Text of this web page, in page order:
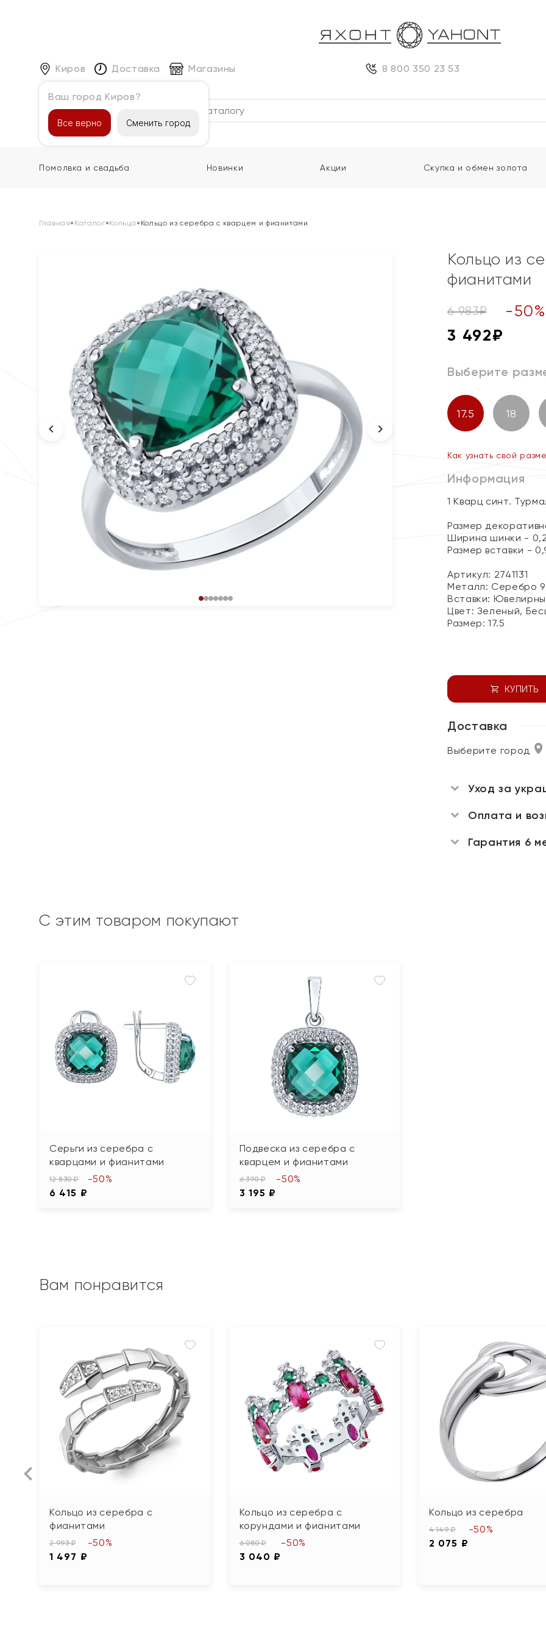
Киров
Ваш город Киров?
Все верно Сменить город
Доставка Магазины 8 800 350 23 53
Каталог
Помолвка и свадьба Новинки Акции Скупка и обмен золота
Главная» Каталог»Кольца » Кольцо из серебра с кварцем и фианитами
Кольцо из
фианитами
6 983₽ -50%
3 492₽
Выберите
17.5 18
Как узнать свой
Информация
1 Кварц синт.
Размер
Ширина шинки -
Размер вставки -
Артикул: 2741131
Металл: Серебро
Вставки:
Цвет: Зеленый,
Размер:17.5
КУПИТЬ
Доставка
Выберите город
Уход за
Оплата и
Гарантия 6
С этим товаром покупают
Серьги из серебра с
кварцами и фианитами
12 830 ₽
6 415 ₽
-50%
Подвеска из серебра с
кварцем и фианитами
6 390 ₽
3 195 ₽
-50%
Вам понравится
Кольцо из серебра с
фианитами
2 993 ₽
1 497 ₽
-50%
Кольцо из серебра с
корундами и фианитами
6 080 ₽
3 040 ₽
-50%
Кольцо из серебра
4 149 ₽
2 075 ₽
-50%